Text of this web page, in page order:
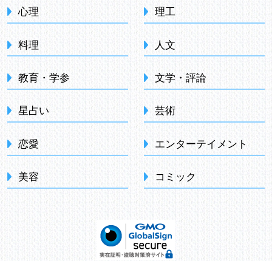
心理
料理
教育・学参
星占い
恋愛
美容
理工
人文
文学・評論
芸術
エンターテイメント
コミック